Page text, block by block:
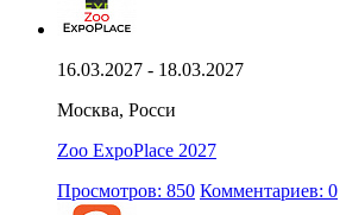
16.03.2027 - 18.03.2027
Москва, Росси
Zoo ExpoPlace 2027
Просмотров: 850 Комментариев: 0